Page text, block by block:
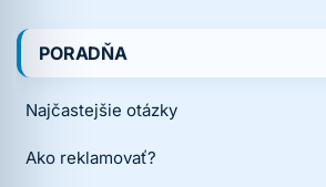
PORADŇA
Najčastejšie otázky
Ako reklamovať?